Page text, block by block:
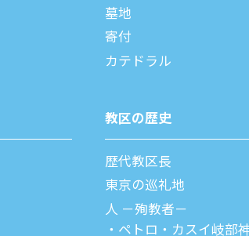
墓地
寄付
カテドラル
教区の歴史
歴代教区⻑
東京の巡礼地
⼈ －殉教者－
ペトロ・カスイ岐部